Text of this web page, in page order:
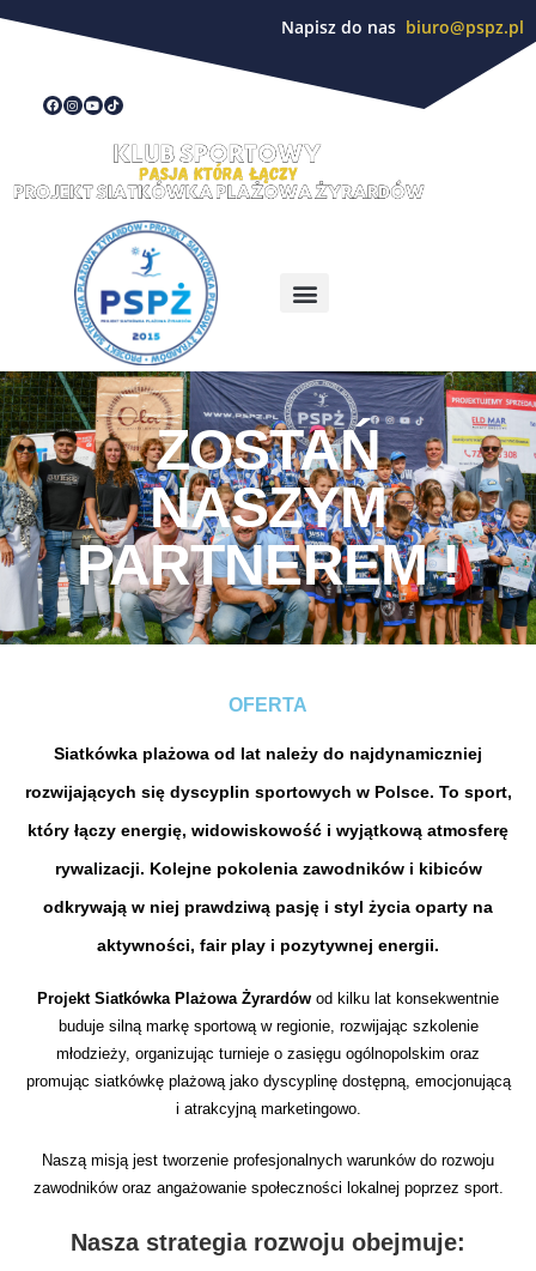
Napisz do nas biuro@pspz.pl
ZOSTAŃ
NASZYM
PARTNEREM !
OFERTA
Siatkówka plażowa od lat należy do najdynamiczniej
rozwijających się dyscyplin sportowych w Polsce. To sport,
który łączy energię, widowiskowość i wyjątkową atmosferę
rywalizacji. Kolejne pokolenia zawodników i kibiców
odkrywają w niej prawdziwą pasję i styl życia oparty na
aktywności, fair play i pozytywnej energii.
Projekt Siatkówka Plażowa Żyrardów od kilku lat konsekwentnie
buduje silną markę sportową w regionie, rozwijając szkolenie
młodzieży, organizując turnieje o zasięgu ogólnopolskim oraz
promując siatkówkę plażową jako dyscyplinę dostępną, emocjonującą
i atrakcyjną marketingowo.
Naszą misją jest tworzenie profesjonalnych warunków do rozwoju
zawodników oraz angażowanie społeczności lokalnej poprzez sport.
Nasza strategia rozwoju obejmuje: